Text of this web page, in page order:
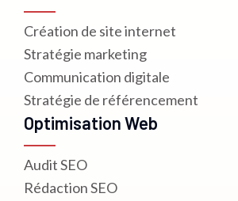
Création de site internet
Stratégie marketing
Communication digitale
Stratégie de référencement
Optimisation Web
Audit SEO
Rédaction SEO